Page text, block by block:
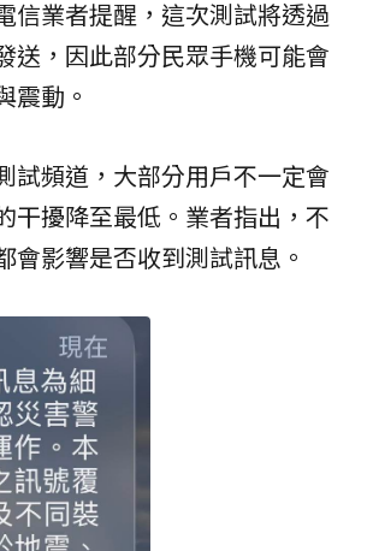
信業者提醒，這次測試將透過
送，因此部分民眾手機可能會
震動。
試頻道，大部分用戶不一定會
干擾降至最低。業者指出，不
影響是否收到測試訊息。